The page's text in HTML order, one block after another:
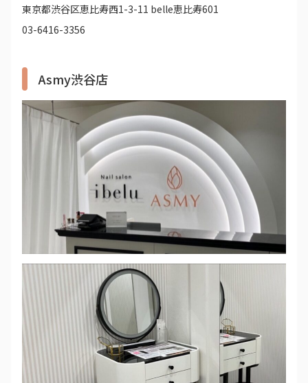
東京都渋谷区恵比寿西1-3-11 belle恵比寿601
03-6416-3356
Asmy渋谷店